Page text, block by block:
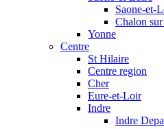
Saone-et-
Chalon
Yonne
Centre
St Hilaire
Centre region
Cher
Eure-et-Loir
Indre
Indre